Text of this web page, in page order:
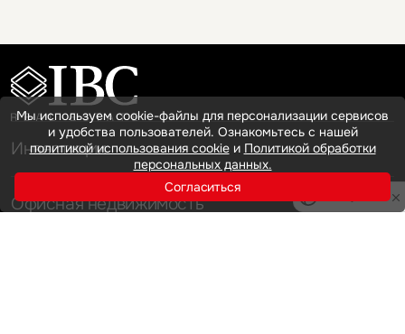
Инвестиции
Офисная недвижимость
Мы используем cookie-файлы для персонализации сервисов
и удобства пользователей. Ознакомьтесь с нашей
политикой использования cookieи Политикой обработки
персональных данных.
Согласиться